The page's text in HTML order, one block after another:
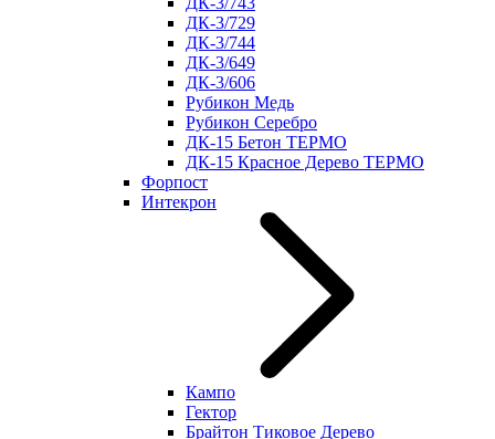
ДК-3/729
ДК-3/744
ДК-3/649
ДК-3/606
Рубикон Медь
Рубикон Серебро
ДК-15 Бетон ТЕРМО
ДК-15 Красное Дерево ТЕРМО
Форпост
Интекрон
Кампо
Гектор
Брайтон Тиковое Дерево